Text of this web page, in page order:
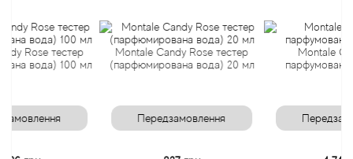
тестер
вода) 100 мл
Montale Candy Rose тестер
(парфюмирована вода) 20 мл
Передзамовлення
Montale Candy
парфумована
Annick Goutal
Antonia's Flowers
Antonio Banderas
Antonio Puig